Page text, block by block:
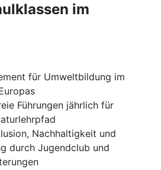
im
für Umweltbildung im
Führungen jährlich für
Nachhaltigkeit und
durch Jugendclub und